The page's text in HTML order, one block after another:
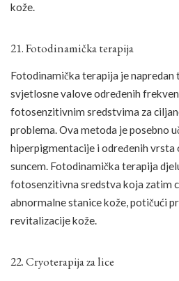
kože.
21. Fotodinamička terapija
Fotodinamička terapija je
svjetlosne valove određenih
fotosenzitivnim sredstvima za
problema. Ova metoda je posebno
hiperpigmentacije i određenih vrsta
suncem. Fotodinamička terapija
fotosenzitivna sredstva koja zatim
abnormalne stanice kože, potičući
revitalizacije kože.
22. Cryoterapija za lice